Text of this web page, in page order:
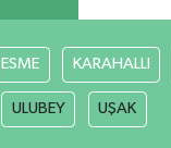
ESME KARAHALLI
ULUBEY UŞAK